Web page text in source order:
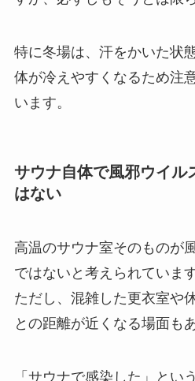
特に冬場は、汗をかいた状
体が冷えやすくなるため注
います。
サウナ自体で風邪ウイル
はない
高温のサウナ室そのものが
ではないと考えられています
ただし、混雑した更衣室や
との距離が近くなる場面も
「サウナで感染した」とい